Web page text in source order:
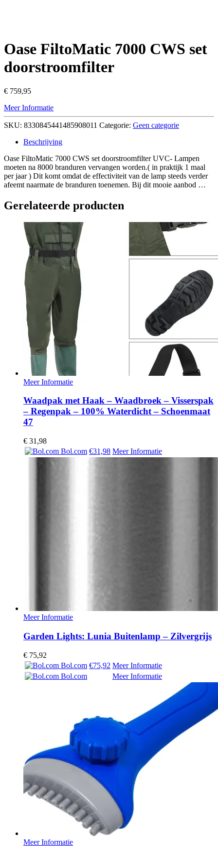
Oase FiltoMatic 7000 CWS set
doorstroomfilter
€ 759,95
Meer Informatie
SKU: 8330845441485908011 Categorie: Geen categorie
Beschrijving
Oase FiltoMatic 7000 CWS set doorstroomfilter UVC- Lampen
moeten na 8000 branduren vervangen worden.( in praktijk 1 maal
per jaar ) Dit komt omdat de effectiviteit van de lamp steeds verder
afeemt naarmate de branduren toenemen. Bij dit mooie aanbod …
Gerelateerde producten
Meer Informatie
Waadpak met Haak – Waadbroek – Visserspak
– Regenpak – 100% Waterdicht – Schoenmaat
47
€ 31,98
Bol.com €31,98 Meer Informatie
Meer Informatie
Garden Lights: Lunia Buitenlamp – Zilvergrijs
€ 75,92
Bol.com €75,92 Meer Informatie
Bol.com
Meer Informatie
Meer Informatie